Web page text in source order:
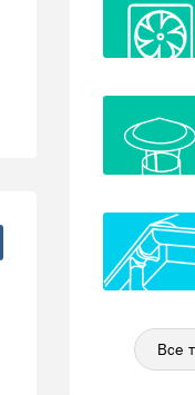
Все